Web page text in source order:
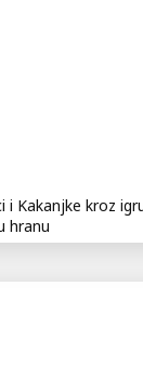
i Kakanjke kroz
hranu